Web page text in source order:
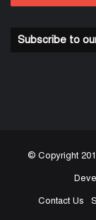
Subscribe to
© Copyright
Contact Us